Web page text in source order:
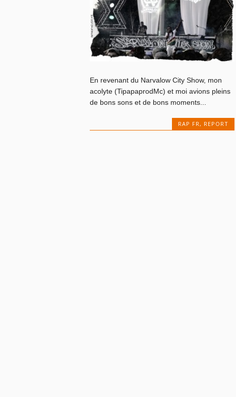
En revenant du Narvalow City Show, mon
acolyte (TipapaprodMc) et moi avions pleins
de bons sons et de bons moments...
RAP FR , REPORT